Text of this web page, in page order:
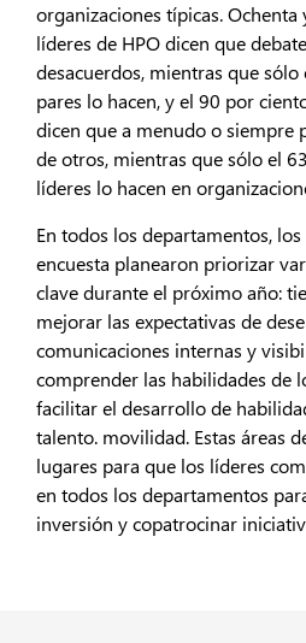
organizaciones típicas.
líderes de HPO dicen que
desacuerdos, mientras que
pares lo hacen, y el 90 por
dicen que a menudo o siempre
de otros, mientras que sólo el
líderes lo hacen en
En todos los departamentos,
encuesta planearon priorizar
clave durante el próximo año:
mejorar las expectativas de
comunicaciones internas y
comprender las habilidades de
facilitar el desarrollo de
talento. movilidad. Estas áreas
lugares para que los líderes
en todos los departamentos
inversión y copatrocinar